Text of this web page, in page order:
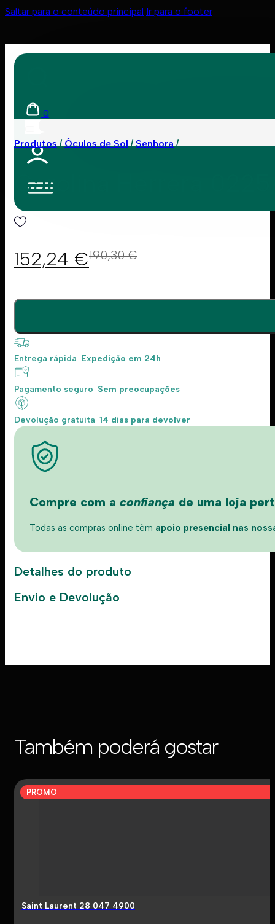
Saltar para o conteúdo principal Ir para o footer
0
Produtos Óculos de Sol Senhora
Carolina Herrera
190,30€
152,24 €
Entrega rápida Expedição em 24h
Pagamento seguro Sem preocupações
Devolução gratuita 14 dias para devolver
Compre com a confiança de uma loja
Todas as compras online têm apoio presencial nas
Detalhes do produto
Envio e Devolução
Também poderá gostar
PROMO
Saint Laurent 28 047 4900